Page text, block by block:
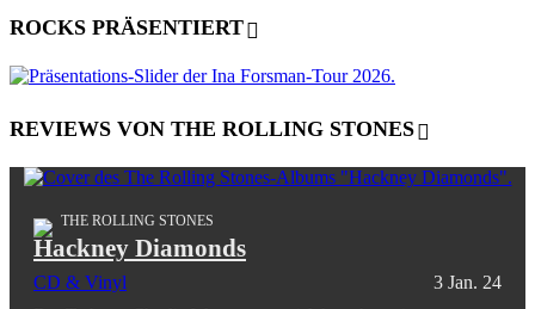
ROCKS PRÄSENTIERT
REVIEWS VON THE ROLLING STONES
THE ROLLING STONES
Hackney Diamonds
CD & Vinyl 3 Jan. 24